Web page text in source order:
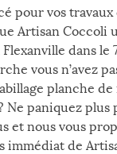
pour vos travaux
Artisan Coccoli
dans le
vous n’avez
planche de
Ne paniquez plus
et nous vous
immédiat de